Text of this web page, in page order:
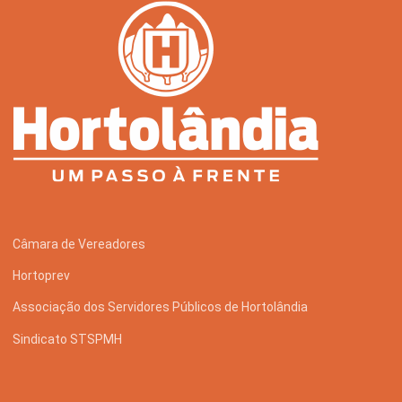
Câmara de Vereadores
Hortoprev
Associação dos Servidores Públicos de Hortolândia
Sindicato STSPMH